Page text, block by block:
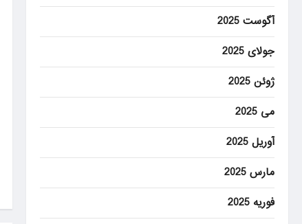
آگوست 2025
جولای 2025
ژوئن 2025
می 2025
آوریل 2025
مارس 2025
فوریه 2025